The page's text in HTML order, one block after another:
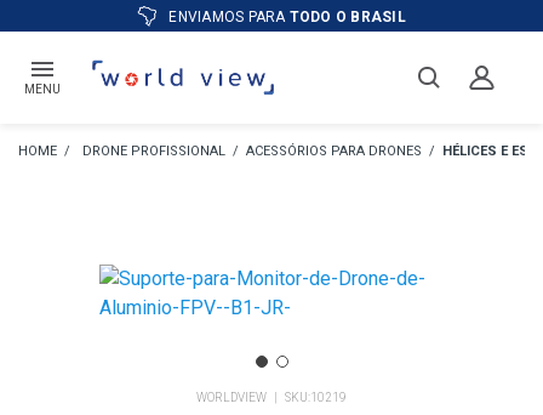
ATÉ 12XE PREÇO ESPECIAL
MENU
DRONE PROFISSIONAL ACESSÓRIOS PARA DRONES HÉLICES E
WORLDVIEW 10219